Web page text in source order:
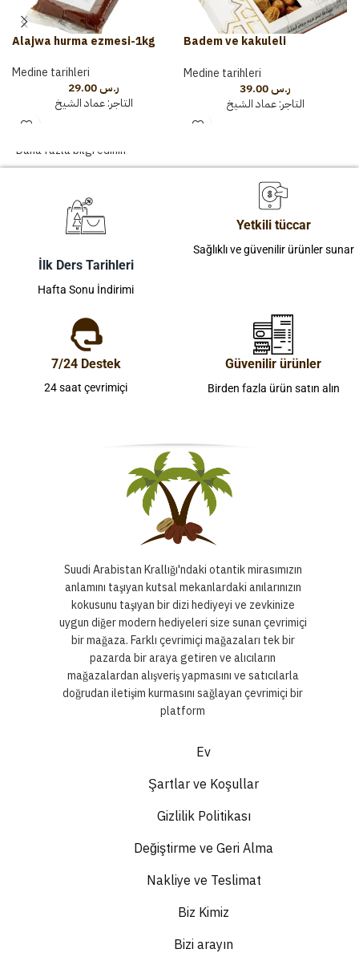
Alajwa hurma ezmesi-1kg
Medine tarihleri
ر.س
التاجر:عماد الشيخ
Badem ve kakuleli
Medine tarihleri
ر.س
التاجر:عماد الشيخ
Daha fazla bilgi edinin
İlk Ders Tarihleri
Hafta Sonu İndirimi
Yetkili tüccar
Sağlıklı ve güvenilir ürünler sunar
7/24 Destek
24 saat çevrimiçi
Güvenilir ürünler
Birden fazla ürün satın alın
Suudi Arabistan Krallığı'ndaki otantik mirasımızın
anlamını taşıyan kutsal mekanlardaki anılarınızın
kokusunu taşıyan bir dizi hediyeyi ve zevkinize
uygun diğer modern hediyeleri size sunan çevrimiçi
bir mağaza. Farklı çevrimiçi mağazaları tek bir
pazarda bir araya getiren ve alıcıların
mağazalardan alışveriş yapmasını ve satıcılarla
doğrudan iletişim kurmasını sağlayan çevrimiçi bir
platform
Ev
Şartlar ve Koşullar
Gizlilik Politikası
Değiştirme ve Geri Alma
Nakliye ve Teslimat
Biz Kimiz
Bizi arayın